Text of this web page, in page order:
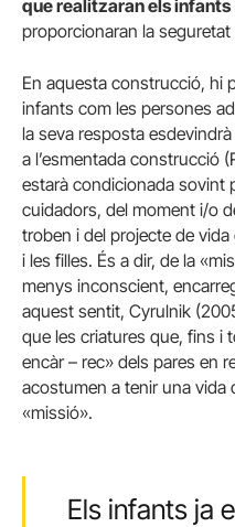
que realitzaran els infants
proporcionaran la
En aquesta construcció, hi
infants com les persones
la seva resposta
a l’esmentada construcció
estarà condicionada sovint
cuidadors, del moment i/o
troben i del projecte de
i les filles. És a dir, de la
menys inconscient,
aquest sentit, Cyrulnik
que les criatures que, fins i
encàr – rec» dels pares en
acostumen a tenir una vida
«missió».
Els infants ja